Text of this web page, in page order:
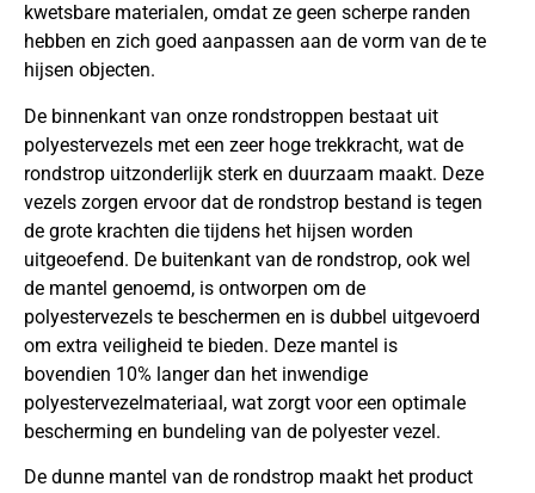
kwetsbare materialen, omdat ze geen scherpe randen
hebben en zich goed aanpassen aan de vorm van de te
hijsen objecten.
De binnenkant van onze rondstroppen bestaat uit
polyestervezels met een zeer hoge trekkracht, wat de
rondstrop uitzonderlijk sterk en duurzaam maakt. Deze
vezels zorgen ervoor dat de rondstrop bestand is tegen
de grote krachten die tijdens het hijsen worden
uitgeoefend. De buitenkant van de rondstrop, ook wel
de mantel genoemd, is ontworpen om de
polyestervezels te beschermen en is dubbel uitgevoerd
om extra veiligheid te bieden. Deze mantel is
bovendien 10% langer dan het inwendige
polyestervezelmateriaal, wat zorgt voor een optimale
bescherming en bundeling van de polyester vezel.
De dunne mantel van de rondstrop maakt het product